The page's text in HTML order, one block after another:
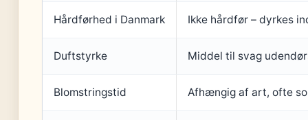
Hårdførhed i Danmark Ikke hårdfør – dyrkes
Duftstyrke Middel til svag
Blomstringstid Afhængig af art, ofte